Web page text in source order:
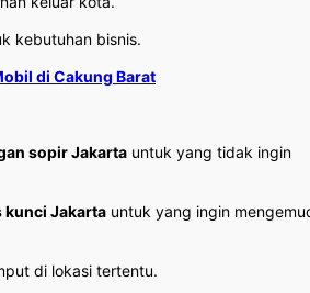
kebutuhan bisnis.
di Cakung Barat
sopir Jakarta untuk yang tidak ingin
kunci Jakarta untuk yang ingin
di lokasi tertentu.